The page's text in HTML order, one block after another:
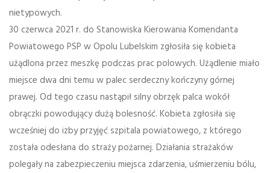
nietypowych.
30 czerwca 2021 r. do Stanowiska Kierowania Komendanta
Powiatowego PSP w Opolu Lubelskim zgłosiła się kobieta
użądlona przez meszkę podczas prac polowych. Użądlenie miało
miejsce dwa dni temu w palec serdeczny kończyny górnej
prawej. Od tego czasu nastąpił silny obrzęk palca wokół
obrączki powodujący dużą bolesność. Kobieta zgłosiła się
wcześniej do izby przyjęć szpitala powiatowego, z którego
została odesłana do straży pożarnej. Działania strażaków
polegały na zabezpieczeniu miejsca zdarzenia, uśmierzeniu bólu,